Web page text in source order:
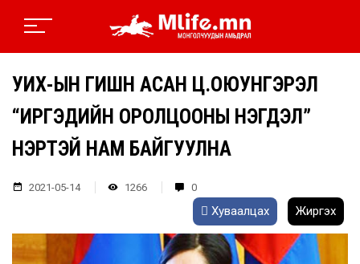
УИХ-ЫН ГИШҮҮН АСАН Ц.ОЮУНГЭРЭЛ
“ИРГЭДИЙН ОРОЛЦООНЫ НЭГДЭЛ”
НЭРТЭЙ НАМ БАЙГУУЛНА
2021-05-14 1266 0
Хуваалцах Жиргэх